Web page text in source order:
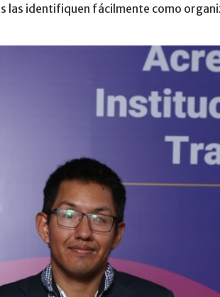
las identifiquen fácilmente como